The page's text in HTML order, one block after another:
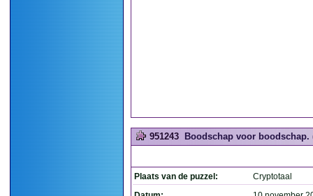
951243 Boodschap voor boodschap.
Plaats van de puzzel:
Cryptotaal